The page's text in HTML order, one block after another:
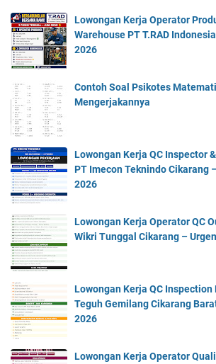
Lowongan Kerja Operator
Warehouse PT T.RAD
2026
Contoh Soal Psikotes
Mengerjakannya
Lowongan Kerja QC Inspector
PT Imecon Teknindo Cikarang
2026
Lowongan Kerja Operator QC
Wikri Tunggal Cikarang –
Lowongan Kerja QC
Teguh Gemilang Cikarang
2026
Lowongan Kerja Operator